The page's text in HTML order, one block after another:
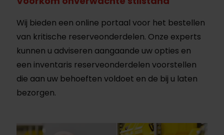
Wij bieden een online portaal voor het bestellen
van kritische reserveonderdelen. Onze experts
kunnen u adviseren aangaande uw opties en
een inventaris reserveonderdelen voorstellen
die aan uw behoeften voldoet en de bij u laten
bezorgen.